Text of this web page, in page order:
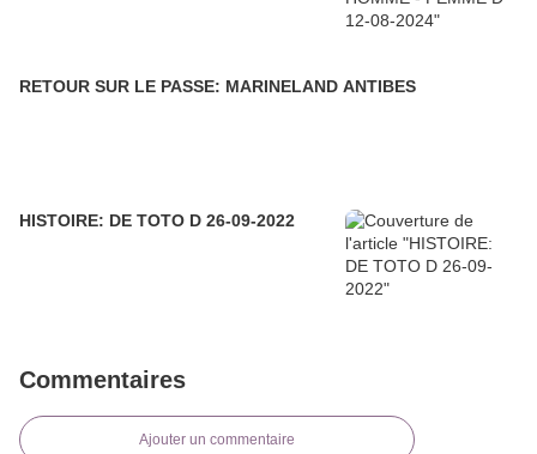
RETOUR SUR LE PASSE: MARINELAND ANTIBES
HISTOIRE: DE TOTO D 26-09-2022
Commentaires
Ajouter un commentaire